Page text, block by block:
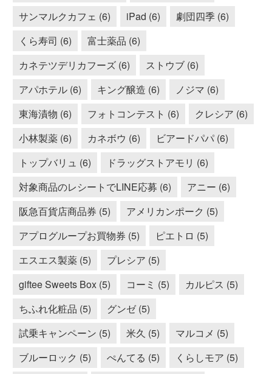
サンマルクカフェ (6)
iPad (6)
劇団四季 (6)
くら寿司 (6)
富士薬品 (6)
カネテツデリカフーズ (6)
ストウブ (6)
アパホテル (6)
キング醸造 (6)
ノジマ (6)
東海漬物 (6)
フォトコンテスト (6)
クレシア (6)
小林製薬 (6)
カネボウ (6)
ビアードパパ (6)
トップバリュ (6)
ドラッグストアモリ (6)
対象商品のレシートでLINE応募 (6)
アニー (6)
阪急百貨店商品券 (5)
アメリカンポーク (5)
アプログループお買物券 (5)
ピエトロ (5)
エスエス製薬 (5)
プレシア (5)
giftee Sweets Box (5)
コーミ (5)
カルピス (5)
ちふれ化粧品 (5)
グンゼ (5)
試乗キャンペーン (5)
米久 (5)
マルコメ (5)
ブルーロック (5)
ぺんてる (5)
くらしモア (5)